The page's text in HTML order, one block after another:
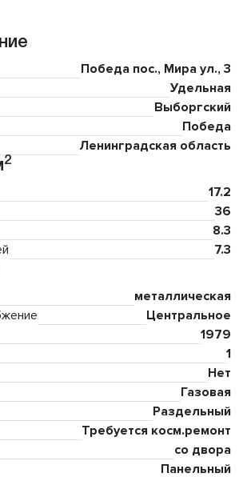
Победа пос., Мира ул., 3
Удельная
Выборгский
Победа
Ленинградская область
2
17.2
36
8.3
7.3
металлическая
Центральное
1979
1
Нет
Газовая
Раздельный
Требуется косм.ремонт
со двора
Панельный